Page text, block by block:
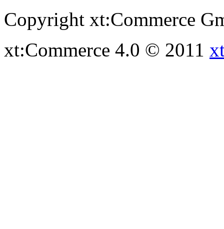
Copyright xt:Commerce
xt:Commerce 4.0 © 2011